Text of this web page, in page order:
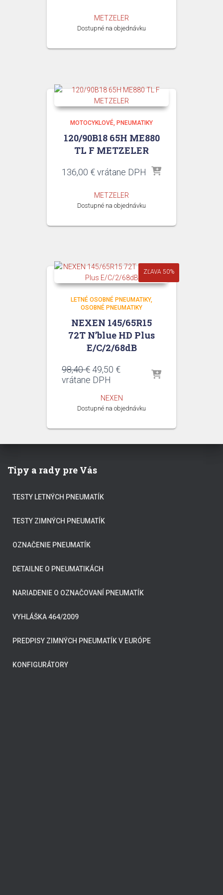
METZELER
Dostupné na objednávku
MOTOCYKLOVÉ PNEUMATIKY
120/90B18 65H ME880
TL F METZELER
136,00 €vrátane DPH
METZELER
Dostupné na objednávku
ZĽAVA 50%
LETNÉ OSOBNÉ PNEUMATIKY
OSOBNÉ PNEUMATIKY
NEXEN 145/65R15
72T N’blue HD Plus
E/C/2/68dB
98,40€ Pôvodná
cena
98,40 €.
49,50 €Aktuálna
49,50 €.
vrátane DPH
NEXEN
Dostupné na objednávku
Tipy a rady pre Vás
TESTY LETNÝCH PNEUMATÍK
TESTY ZIMNÝCH PNEUMATÍK
OZNAČENIE PNEUMATÍK
DETAILNE O PNEUMATIKÁCH
NARIADENIE O OZNAČOVANÍ PNEUMATÍK
VYHLÁŠKA 464/2009
PREDPISY ZIMNÝCH PNEUMATÍK V EURÓPE
KONFIGURÁTORY